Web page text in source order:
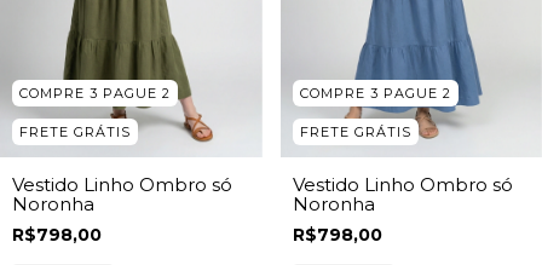
COMPRE 3 PAGUE 2
FRETE GRÁTIS
Vestido Linho Ombro só
Noronha
R$798,00
COMPRE 3 PAGUE 2
FRETE GRÁTIS
Vestido Linho Ombro só
Noronha
R$798,00